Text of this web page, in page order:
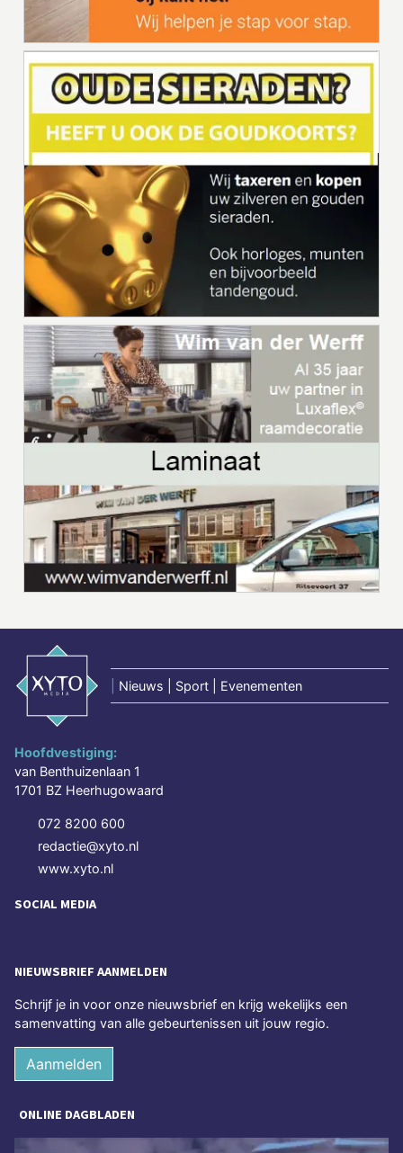
Nieuws | Sport | Evenementen
Hoofdvestiging:
van Benthuizenlaan 1
1701 BZ Heerhugowaard
072 8200 600
redactie@xyto.nl
www.xyto.nl
SOCIAL MEDIA
NIEUWSBRIEF AANMELDEN
Schrijf je in voor onze nieuwsbrief en krijg wekelijks een
samenvatting van alle gebeurtenissen uit jouw regio.
Aanmelden
ONLINE DAGBLADEN